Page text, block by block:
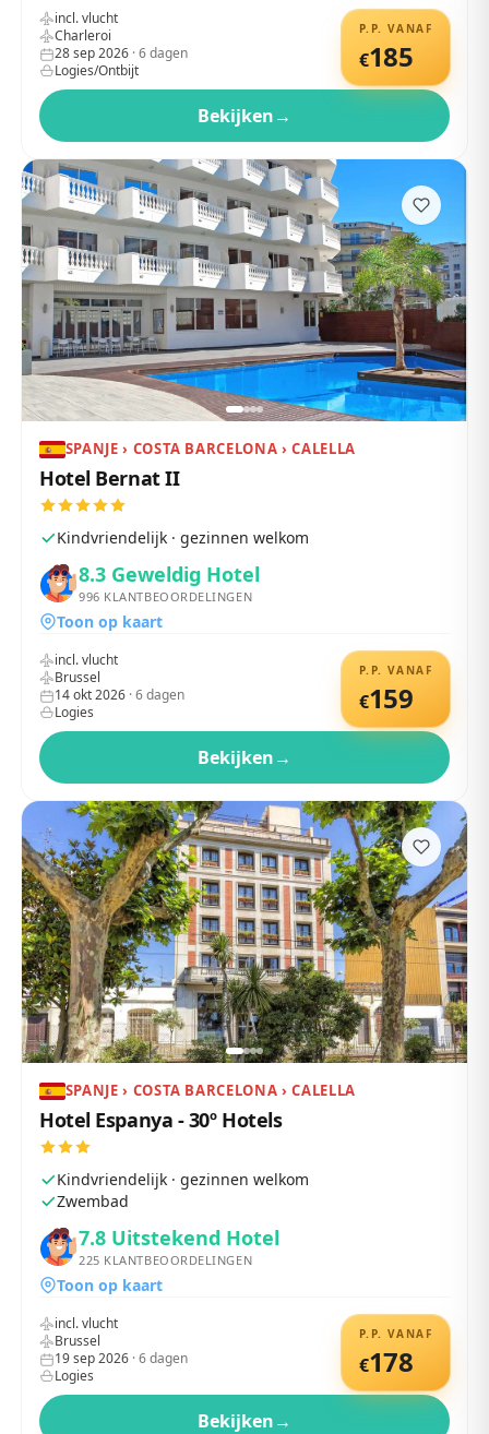
P.P. VANAF
€185
incl. vlucht
Charleroi
28 sep 2026 ·6dagen
Logies/Ontbijt
Bekijken→
SPANJE › COSTA BARCELONA › CALELLA
Hotel Bernat II
Kindvriendelijk · gezinnen welkom
8.3 Geweldig Hotel
996 KLANTBEOORDELINGEN
Toon op kaart
P.P. VANAF
€159
incl. vlucht
Brussel
14 okt 2026 ·6dagen
Logies
Bekijken→
SPANJE › COSTA BARCELONA › CALELLA
Hotel Espanya - 30º Hotels
Kindvriendelijk · gezinnen welkom
Zwembad
7.8 Uitstekend Hotel
225 KLANTBEOORDELINGEN
Toon op kaart
P.P. VANAF
€178
incl. vlucht
Brussel
19 sep 2026 ·6dagen
Logies
Bekijken→